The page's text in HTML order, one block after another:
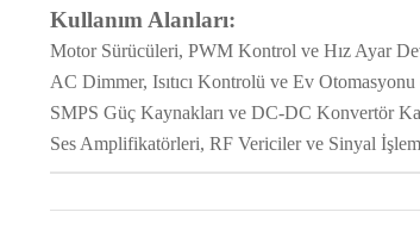
Kullanım Alanları:
Motor Sürücüleri, PWM Kontrol ve Hız Ayar
AC Dimmer, Isıtıcı Kontrolü ve Ev
SMPS Güç Kaynakları ve DC-DC Konvertör
Ses Amplifikatörleri, RF Vericiler ve Sinyal